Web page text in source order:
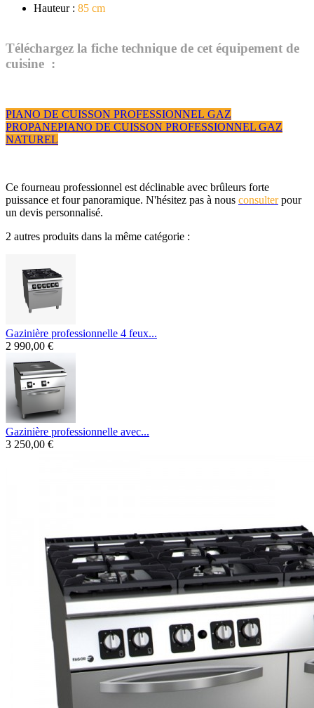
Hauteur : 85 cm
Téléchargez la fiche technique de cet équipement de
cuisine :
PIANO DE CUISSON PROFESSIONNEL GAZ
PROPANEPIANO DE CUISSON PROFESSIONNEL GAZ
NATUREL
Ce fourneau professionnel est déclinable avec brûleurs forte
puissance et four panoramique. N'hésitez pas à nous consulterpour
un devis personnalisé.
2 autres produits dans la même catégorie :
Gazinière professionnelle 4 feux...
2 990,00 €
Gazinière professionnelle avec...
3 250,00 €